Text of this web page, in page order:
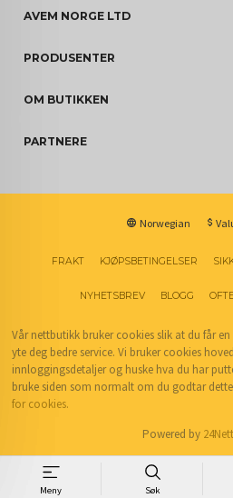
Meny Søk
AVEM NORGE LTD
PRODUSENTER
OM BUTIKKEN
PARTNERE
Norwegian
FRAKT KJØPSBETINGELSER
NYHETSBREV BLOGG
Vår nettbutikk bruker cookies slik at du får
yte deg bedre service. Vi bruker cookies
innloggingsdetaljer og huske hva du har
bruke siden som normalt om du godtar
for cookies.
Powered by